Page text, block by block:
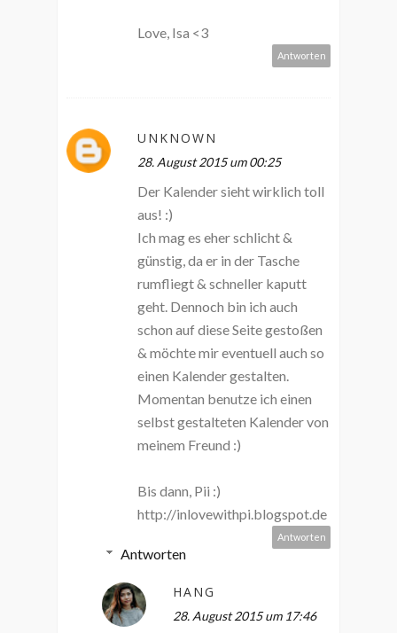
Love, Isa <3
Antworten
UNKNOWN
28. August 2015 um 00:25
Der Kalender sieht wirklich toll
aus! :)
Ich mag es eher schlicht &
günstig, da er in der Tasche
rumfliegt & schneller kaputt
geht. Dennoch bin ich auch
schon auf diese Seite gestoßen
& möchte mir eventuell auch so
einen Kalender gestalten.
Momentan benutze ich einen
selbst gestalteten Kalender von
meinem Freund :)
Bis dann, Pii :)
http://inlovewithpi.blogspot.de
Antworten
Antworten
HANG
28. August 2015 um 17:46